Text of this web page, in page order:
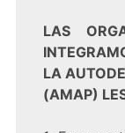
LAS
LA
(AMAP)